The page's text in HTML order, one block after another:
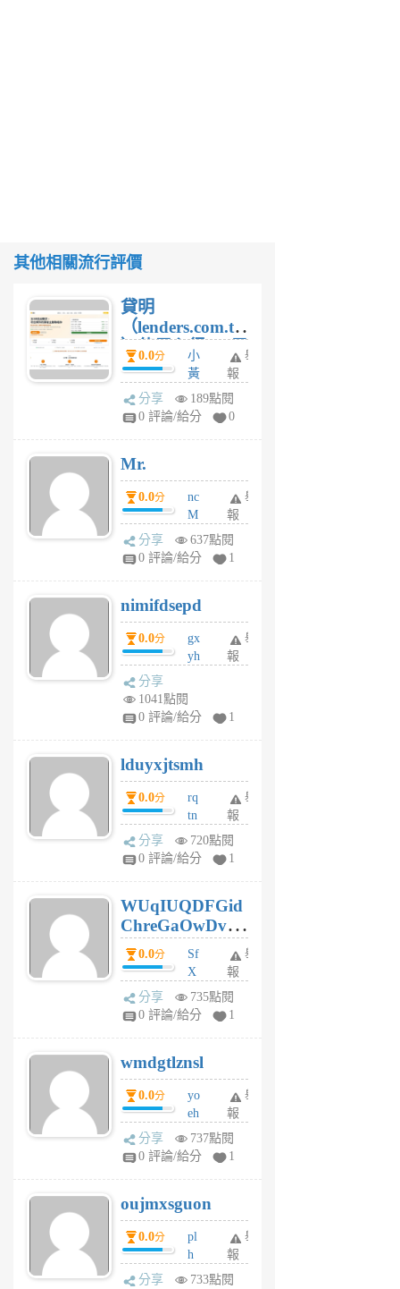
其他相關流行評價
貸明
（lenders.com.tw
）使用心得 — 民
間貸款比較平台
體驗
0.0分
小
黃
蜂
1
舉
報
分享
189點閱
0 評論/給分
0
Mr.
0.0分
nc
M
U
F
U
5
個
月
舉
報
分享
637點閱
0 評論/給分
1
nimifdsepd
0.0分
gx
yh
jl
月
前
舉
報
分享
1041點閱
0 評論/給分
1
lduyxjtsmh
0.0分
rq
tn
jt
gl
個
月
前
舉
報
分享
720點閱
0 評論/給分
1
WUqIUQDFGid
ChreGaOwDv
dY0.0分
Sf
X
Pe
Jc
R
P
m
v
A
V
個
月
前
舉
報
分享
735點閱
0 評論/給分
1
wmdgtlznsl
0.0分
yo
eh
ld
gy
個
月
前
舉
報
分享
737點閱
0 評論/給分
1
oujmxsguon
0.0分
pl
h
wi
舉
報
分享
733點閱